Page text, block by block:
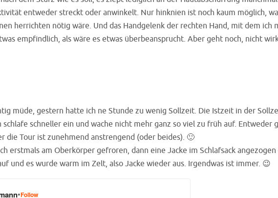
entweder streckt oder anwinkelt. Nur hinknien ist noch kaum möglich,
herrichten nötig wäre. Und das Handgelenk der rechten Hand, mit dem ich
empfindlich, als wäre es etwas überbeansprucht. Aber geht noch, nicht
müde, gestern hatte ich ne Stunde zu wenig Sollzeit. Die Istzeit in der
schlafe schneller ein und wache nicht mehr ganz so viel zu früh auf. Entweder
die Tour ist zunehmend anstrengend (oder beides). 🙂
erstmals am Oberkörper gefroren, dann eine Jacke im Schlafsack
und es wurde warm im Zelt, also Jacke wieder aus. Irgendwas ist immer. 😉